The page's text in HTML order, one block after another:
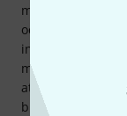
mandoliner.
och passar
instrumentträ.
medföljande
att testa. Jag
bron med